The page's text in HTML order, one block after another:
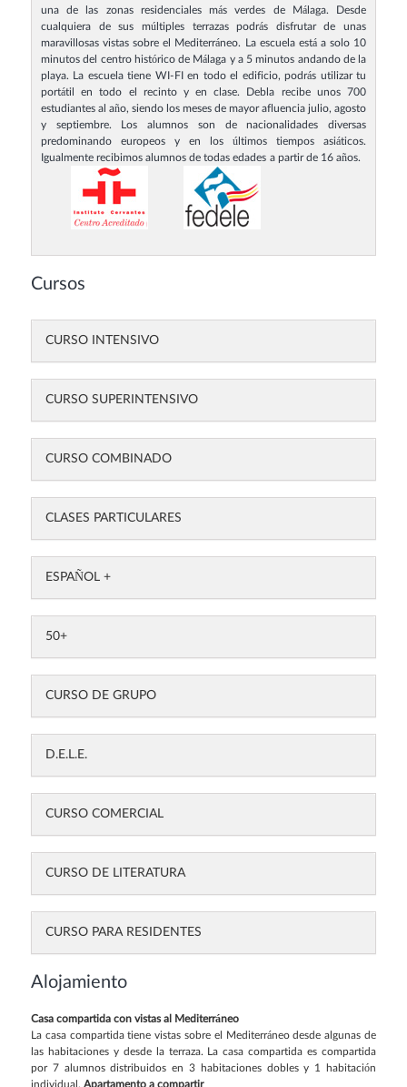
una de las zonas residenciales más verdes de Málaga. Desde
cualquiera de sus múltiples terrazas podrás disfrutar de unas
maravillosas vistas sobre el Mediterráneo. La escuela está a solo 10
minutos del centro histórico de Málaga y a 5 minutos andando de la
playa. La escuela tiene WI-FI en todo el edificio, podrás utilizar tu
portátil en todo el recinto y en clase. Debla recibe unos 700
estudiantes al año, siendo los meses de mayor afluencia julio, agosto
y septiembre. Los alumnos son de nacionalidades diversas
predominando europeos y en los últimos tiempos asiáticos.
Igualmente recibimos alumnos de todas edades a partir de 16 años.
Cursos
CURSO INTENSIVO
CURSO SUPERINTENSIVO
CURSO COMBINADO
CLASES PARTICULARES
ESPAÑOL +
50+
CURSO DE GRUPO
D.E.L.E.
CURSO COMERCIAL
CURSO DE LITERATURA
CURSO PARA RESIDENTES
Alojamiento
Casa compartida con vistas al Mediterráneo
La casa compartida tiene vistas sobre el Mediterráneo desde algunas de
las habitaciones y desde la terraza. La casa compartida es compartida
por 7 alumnos distribuidos en 3 habitaciones dobles y 1 habitación
individual. Apartamento a compartir